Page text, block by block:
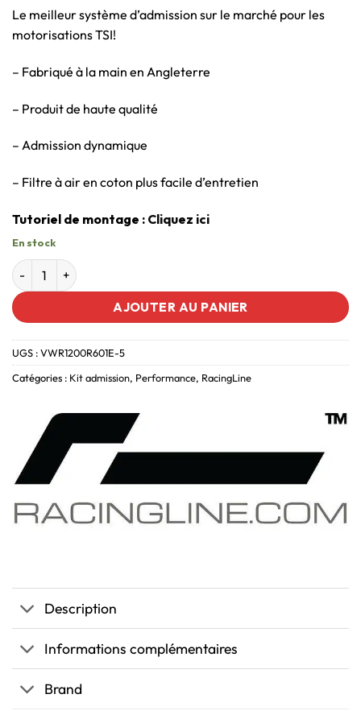
Le meilleur système d’admission sur le marché pour les
motorisations TSI!
– Fabriqué à la main en Angleterre
– Produit de haute qualité
– Admission dynamique
– Filtre à air en coton plus facile d’entretien
Tutoriel de montage : Cliquez ici
En stock
AJOUTER AU PANIER
UGS :VWR1200R601E-5
Catégories : Kit admission, Performance, RacingLine
Description
Informations complémentaires
Brand